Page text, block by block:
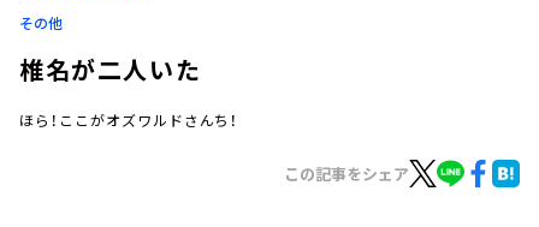
その他
椎名が二人いた
ほら！ここがオズワルドさんち！
この記事をシェア